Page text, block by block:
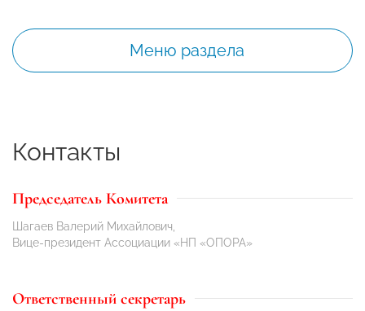
Меню раздела
Контакты
Председатель Комитета
Шагаев Валерий Михайлович,
Вице-президент Ассоциации «НП «ОПОРА»
Ответственный секретарь